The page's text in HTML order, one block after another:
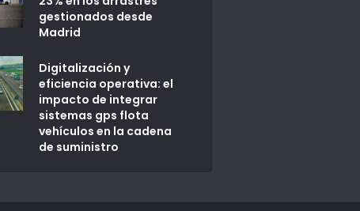
gestionados desde
Madrid
Digitalización y
eficiencia operativa: el
impacto de integrar
sistemas gps flota
vehículos en la cadena
de suministro